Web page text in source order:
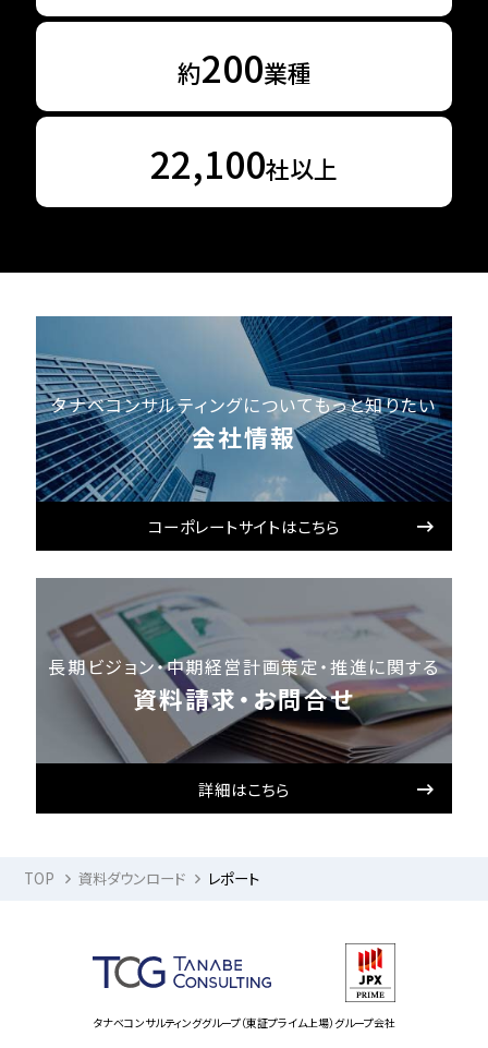
約200業種
22,100社以上
タナベコンサルティングについてもっと知りたい
会社情報
コーポレートサイトはこちら
長期ビジョン・中期経営計画策定・推進に関する
資料請求・お問合せ
詳細はこちら
TOP 資料ダウンロード レポート
タナベコンサルティンググループ（東証プライム上場）グループ会社